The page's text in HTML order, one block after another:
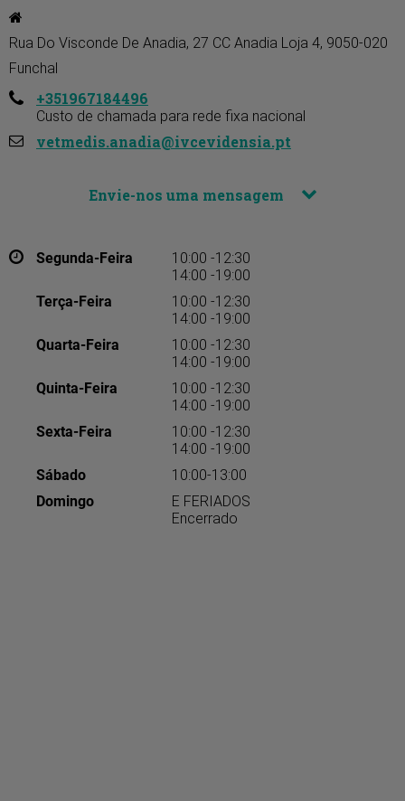
Rua Do Visconde De Anadia, 27 CC Anadia Loja 4, 9050-020
Funchal
+351967184496
Custo de chamada para rede fixa nacional
vetmedis.anadia@ivcevidensia.pt
Envie-nos uma mensagem
Segunda-Feira
10:00 -12:30
14:00 -19:00
Terça-Feira
10:00 -12:30
14:00 -19:00
Quarta-Feira
10:00 -12:30
14:00 -19:00
Quinta-Feira
10:00 -12:30
14:00 -19:00
Sexta-Feira
10:00 -12:30
14:00 -19:00
Sábado
10:00-13:00
Domingo
E FERIADOS
Encerrado